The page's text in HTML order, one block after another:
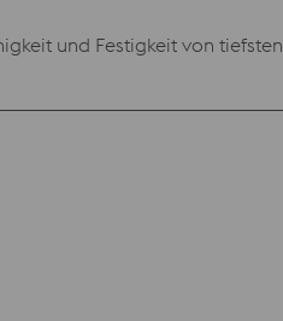
und Festigkeit von